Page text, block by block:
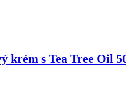
krém s Tea Tree Oil